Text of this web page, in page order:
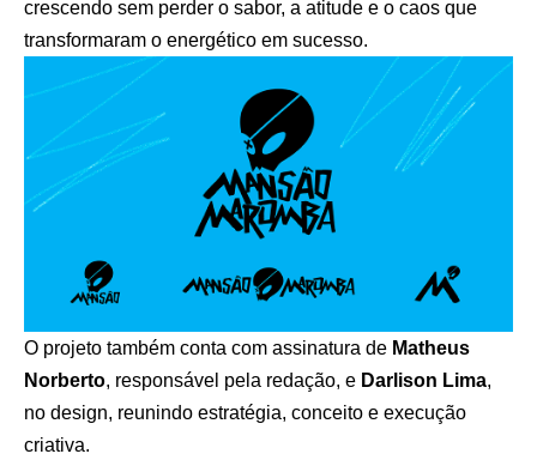
crescendo sem perder o sabor, a atitude e o caos que
transformaram o energético em sucesso.
O projeto também conta com assinatura de Matheus
Norberto, responsável pela redação, e Darlison Lima,
no design, reunindo estratégia, conceito e execução
criativa.